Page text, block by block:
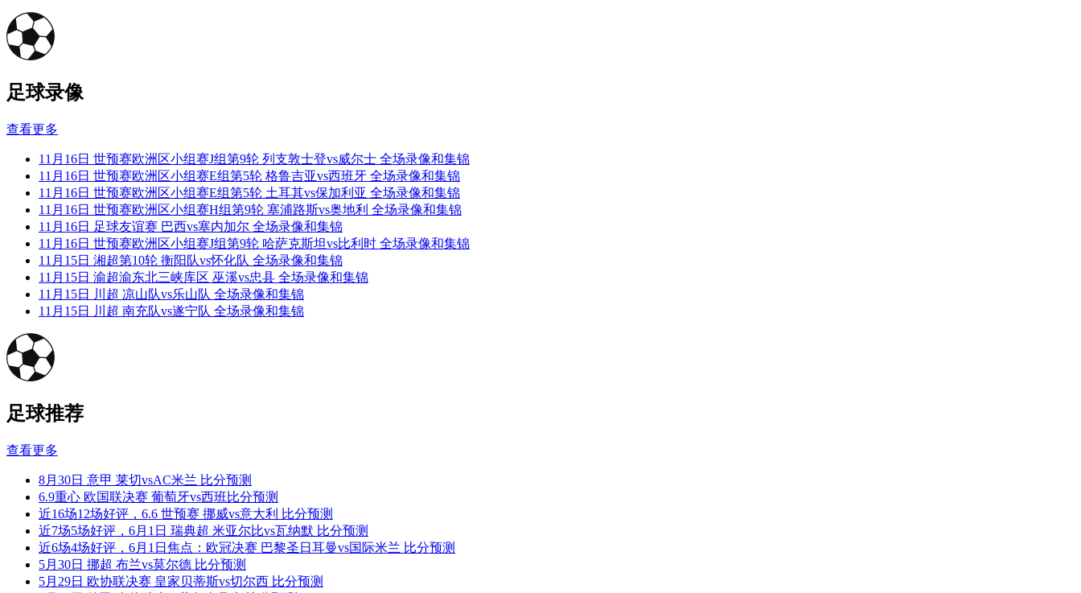
足球录像
查看更多
11月16日 世预赛欧洲区小组赛J组第9轮 列支敦士登vs威尔士 全场录像和集锦
11月16日 世预赛欧洲区小组赛E组第5轮 格鲁吉亚vs西班牙 全场录像和集锦
11月16日 世预赛欧洲区小组赛E组第5轮 土耳其vs保加利亚 全场录像和集锦
11月16日 世预赛欧洲区小组赛H组第9轮 塞浦路斯vs奥地利 全场录像和集锦
11月16日 足球友谊赛 巴西vs塞内加尔 全场录像和集锦
11月16日 世预赛欧洲区小组赛J组第9轮 哈萨克斯坦vs比利时 全场录像和集锦
11月15日 湘超第10轮 衡阳队vs怀化队 全场录像和集锦
11月15日 渝超渝东北三峡库区 巫溪vs忠县 全场录像和集锦
11月15日 川超 凉山队vs乐山队 全场录像和集锦
11月15日 川超 南充队vs遂宁队 全场录像和集锦
足球推荐
查看更多
8月30日 意甲 莱切vsAC米兰 比分预测
6.9重心 欧国联决赛 葡萄牙vs西班比分预测
近16场12场好评，6.6 世预赛 挪威vs意大利 比分预测
近7场5场好评，6月1日 瑞典超 米亚尔比vs瓦纳默 比分预测
近6场4场好评，6月1日焦点：欧冠决赛 巴黎圣日耳曼vs国际米兰 比分预测
5月30日 挪超 布兰vs莫尔德 比分预测
5月29日 欧协联决赛 皇家贝蒂斯vs切尔西 比分预测